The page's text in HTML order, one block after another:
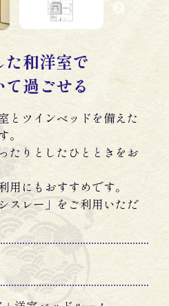
た和洋室で
過ごせる
とツインベッドを備えた
たりとしたひとときをお
用にもおすすめです。
スレー」をご利用いただ